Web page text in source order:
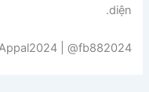
diện.
| @fb882024